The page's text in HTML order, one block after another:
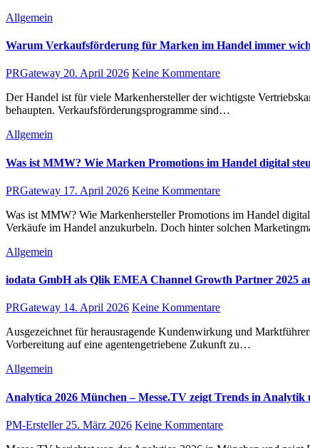
Allgemein
Warum Verkaufsförderung für Marken im Handel immer
PRGateway 20. April 2026 Keine Kommentare
Der Handel ist für viele Markenhersteller der wichtigste Vertriebskanal. Gleichzeitig nimmt der Wettbewerb um Aufmerksamkeit am Point of Sale stetig zu. Produkte müssen sich gegen zahlreiche Alternativen
behaupten. Verkaufsförderungsprogramme sind…
Allgemein
Was ist MMW? Wie Marken Promotions im Handel digital
PRGateway 17. April 2026 Keine Kommentare
Was ist MMW? Wie Markenhersteller Promotions im Handel digital steuern Viele Markenhersteller setzen heute auf Promotions wie Cashback-Aktionen, Garantieverlängerungen oder Trade-In-Programme, um
Verkäufe im Handel anzukurbeln. Doch hinter solchen
Allgemein
iodata GmbH als Qlik EMEA Channel Growth Partner 2025
PRGateway 14. April 2026 Keine Kommentare
Ausgezeichnet für herausragende Kundenwirkung und Marktführerschaft in EMEA, unterstützt iodata GmbH Organisationen, KI, Analysen und Daten in greifbare Ergebnisse zu verwandeln und gleichzeitig die
Vorbereitung auf eine agentengetriebene Zukunft zu…
Allgemein
Analytica 2026 München – Messe.TV zeigt Trends in Analytik
PM-Ersteller 25. März 2026 Keine Kommentare